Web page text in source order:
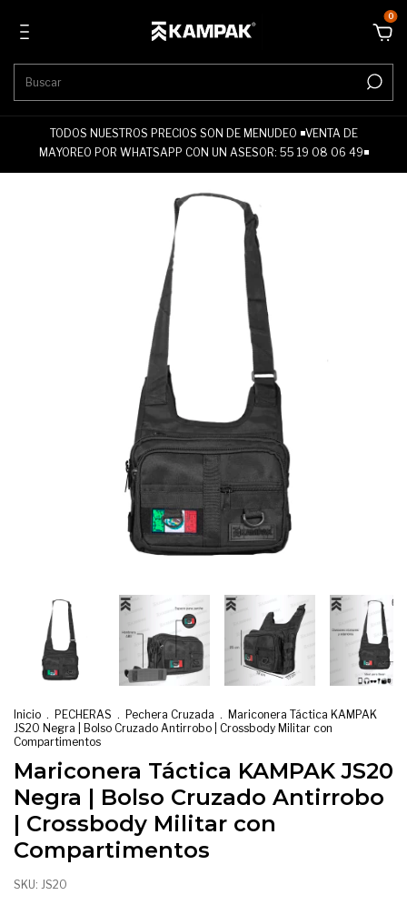
0
TODOS NUESTROS PRECIOS SON DE MENUDEO ◾VENTA DE
MAYOREO POR WHATSAPP CON UN ASESOR: 55 19 08 06 49◾
Inicio . PECHERAS . Pechera Cruzada . Mariconera Táctica KAMPAK
JS20 Negra | Bolso Cruzado Antirrobo | Crossbody Militar con
Compartimentos
Mariconera Táctica KAMPAK JS20
Negra | Bolso Cruzado Antirrobo
| Crossbody Militar con
Compartimentos
SKU: JS20